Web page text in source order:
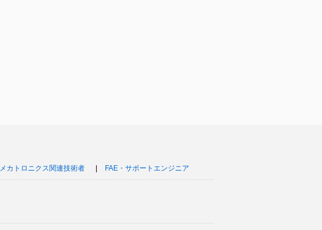
メカトロニクス関連技術者 FAE・サポートエンジニア